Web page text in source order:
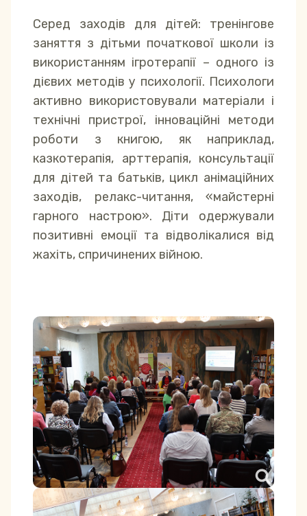
Серед заходів для дітей: тренінгове
заняття з дітьми початкової школи із
використанням ігротерапії – одного із
дієвих методів у психології. Психологи
активно використовували матеріали і
технічні пристрої, інноваційні методи
роботи з книгою, як наприклад,
казкотерапія, арттерапія, консультації
для дітей та батьків, цикл анімаційних
заходів, релакс-читання, «майстерні
гарного настрою». Діти одержували
позитивні емоції та відволікалися від
жахіть, спричинених війною.